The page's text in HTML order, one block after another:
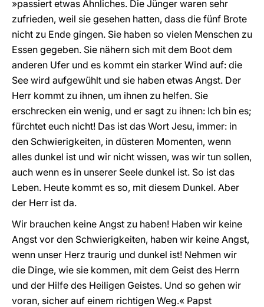
»passiert etwas Ähnliches. Die Jünger waren sehr
zufrieden, weil sie gesehen hatten, dass die fünf Brote
nicht zu Ende gingen. Sie haben so vielen Menschen zu
Essen gegeben. Sie nähern sich mit dem Boot dem
anderen Ufer und es kommt ein starker Wind auf: die
See wird aufgewühlt und sie haben etwas Angst. Der
Herr kommt zu ihnen, um ihnen zu helfen. Sie
erschrecken ein wenig, und er sagt zu ihnen: Ich bin es;
fürchtet euch nicht! Das ist das Wort Jesu, immer: in
den Schwierigkeiten, in düsteren Momenten, wenn
alles dunkel ist und wir nicht wissen, was wir tun sollen,
auch wenn es in unserer Seele dunkel ist. So ist das
Leben. Heute kommt es so, mit diesem Dunkel. Aber
der Herr ist da.
Wir brauchen keine Angst zu haben! Haben wir keine
Angst vor den Schwierigkeiten, haben wir keine Angst,
wenn unser Herz traurig und dunkel ist! Nehmen wir
die Dinge, wie sie kommen, mit dem Geist des Herrn
und der Hilfe des Heiligen Geistes. Und so gehen wir
voran, sicher auf einem richtigen Weg.« Papst